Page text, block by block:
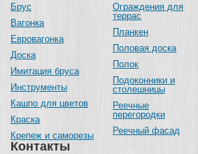
Брус
Вагонка
Евровагонка
Доска
Имитация бруса
Инструменты
Кашпо для цветов
Краска
Крепеж и саморезы
Ограждения для
террас
Планкен
Половая доска
Полок
Подоконники и
столешницы
Реечные
перегородки
Реечный фасад
Контакты